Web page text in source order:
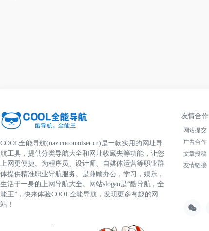
COOL全能导航(nav.cocotoolset.cn)是一款实用的网址导
航工具，提供分类导航大全和网址收藏夹等功能，让您
上网更便捷。为程序员、设计师、自媒体运营等职业群
体提供精准职业导航服务。是兼顾办公，学习，娱乐，
生活于一身的上网导航大全。网站slogan是“酷导航，全
能王”，快来体验COOL全能导航，发现更多有趣的网
站！
友情合作
网站提交
广告合作
文章投稿
友情链接